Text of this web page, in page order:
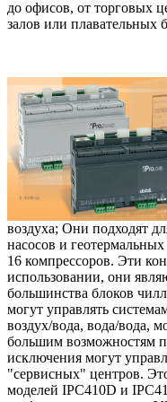
до офисов, от торговых
залов или плавательных
воздуха; Они подходят
насосов и
16 компрессоров. Эти
использовании, они
большинства блоков
могут управлять
воздух/вода, вода/вода,
большим возможностям
исключения могут
"сервисных" центров.
моделей IPC410D и